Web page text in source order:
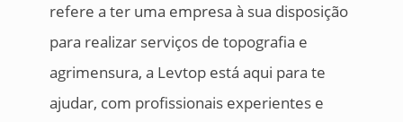
refere a ter uma empresa à sua disposição
para realizar serviços de topografia e
agrimensura, a Levtop está aqui para te
ajudar, com profissionais experientes e